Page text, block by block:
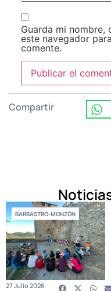
Guarda mi
este navegador
comente.
Compartir
BARBASTRO-MONZÓN
27 Julio 2026